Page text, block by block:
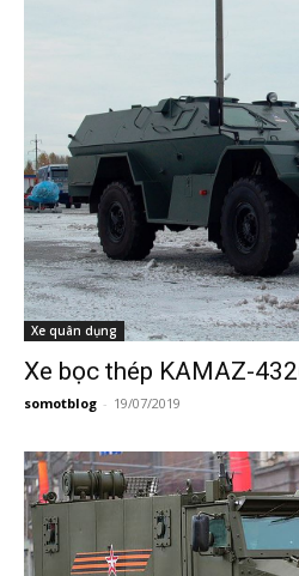
Xe quân dụng
Xe bọc thép KAMAZ-
somotblog - 19/07/2019